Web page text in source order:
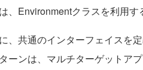
、Environmentクラスを利用す
、共通のインターフェイスを
ーンは、マルチターゲットア